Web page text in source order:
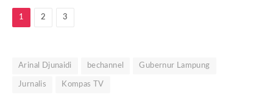
1 2 3
Arinal Djunaidi bechannel Gubernur Lampung
Jurnalis Kompas TV